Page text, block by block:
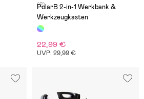
(2)
PolarB 2-in-1 Werkbank &
Werkzeugkasten
22,99 €
UVP: 29,99 €